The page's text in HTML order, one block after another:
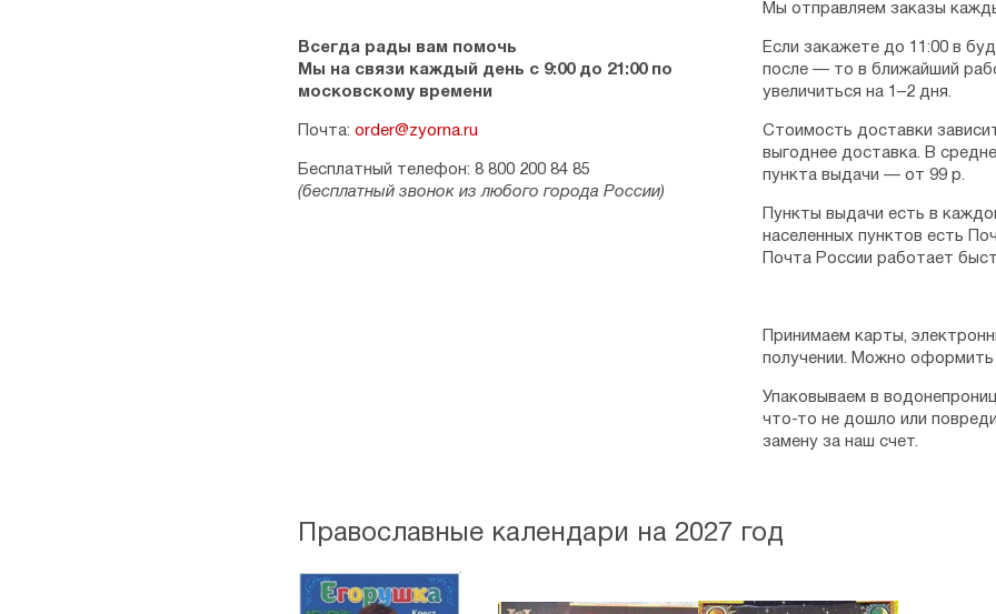
Всегда рады вам помочь
Мы на связи каждый день с 9:00 до 21:00 по
московскому времени
Почта: order@zyorna.ru
Бесплатный телефон: 8 800 200 84 85
(бесплатный звонок из любого города России)
Мы отправляем заказы
Если закажете до 11:00 в
после — то в ближайший
увеличиться на 1–2 дня.
Стоимость доставки
выгоднее доставка. В
пункта выдачи — от 99 р.
Пункты выдачи есть в
населенных пунктов есть
Почта России работает
Принимаем карты,
получении. Можно оформить
Упаковываем в
что-то не дошло или
замену за наш счет.
Православные календари на 2027 год